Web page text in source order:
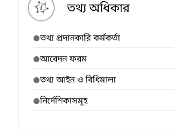
তথ্য অধিকার
তথ্য প্রদানকারি কর্মকর্তা
আবেদন ফরম
তথ্য আইন ও বিধিমালা
নির্দেশিকাসমূহ